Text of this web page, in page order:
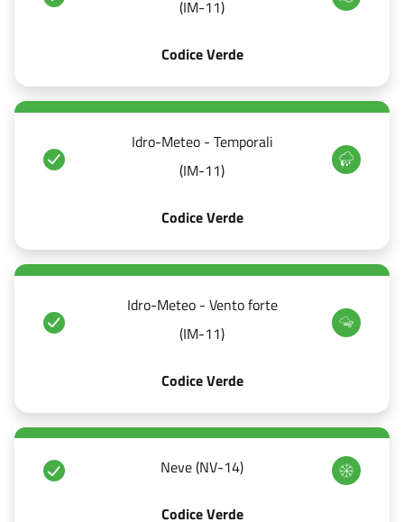
(IM-11)
Codice Verde
Idro-Meteo - Temporali
(IM-11)
Codice Verde
Idro-Meteo - Vento forte
(IM-11)
Codice Verde
Neve (NV-14)
Codice Verde